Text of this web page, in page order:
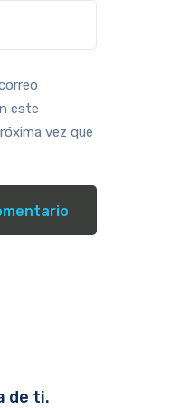
este
vez que
de ti.